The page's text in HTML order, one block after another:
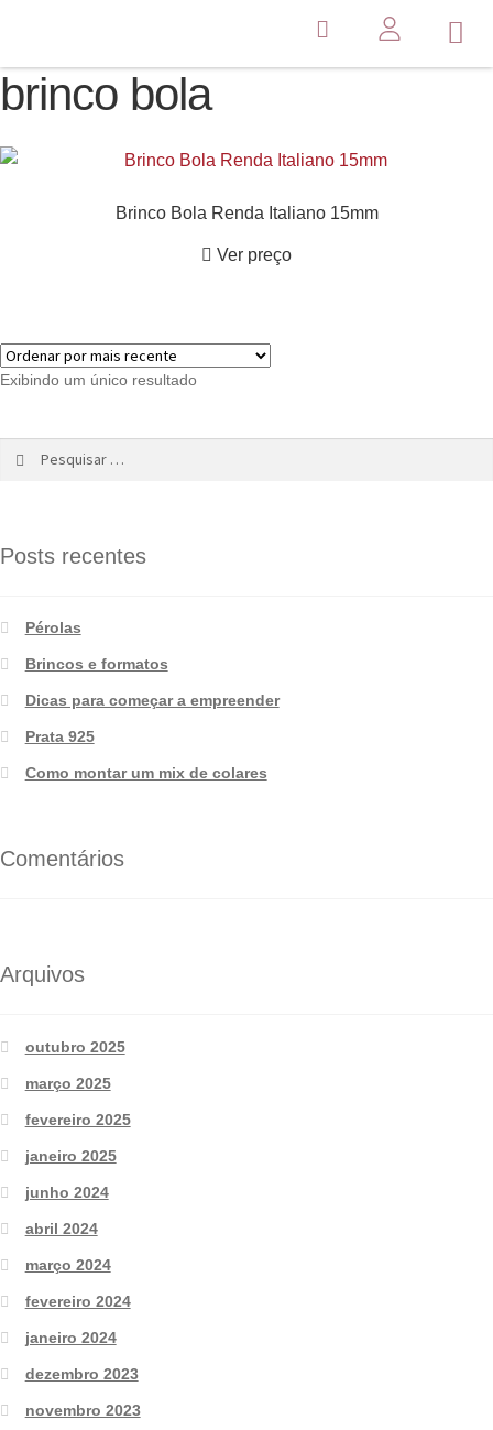
brinco bola
Brinco Bola Renda Italiano 15mm
Ver preço
Exibindo um único resultado
Posts recentes
Pérolas
Brincos e formatos
Dicas para começar a empreender
Prata 925
Como montar um mix de colares
Comentários
Arquivos
outubro 2025
março 2025
fevereiro 2025
janeiro 2025
junho 2024
abril 2024
março 2024
fevereiro 2024
janeiro 2024
dezembro 2023
novembro 2023